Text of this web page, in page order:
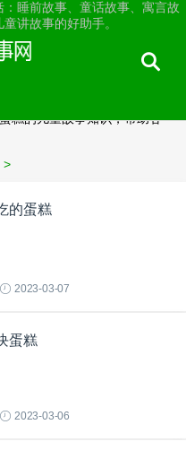
睡前故事、童话故事、寓言故
讲故事的好助手。
糕的儿童故事知识，帮助各
>
的蛋糕
2023-03-07
蛋糕
2023-03-06